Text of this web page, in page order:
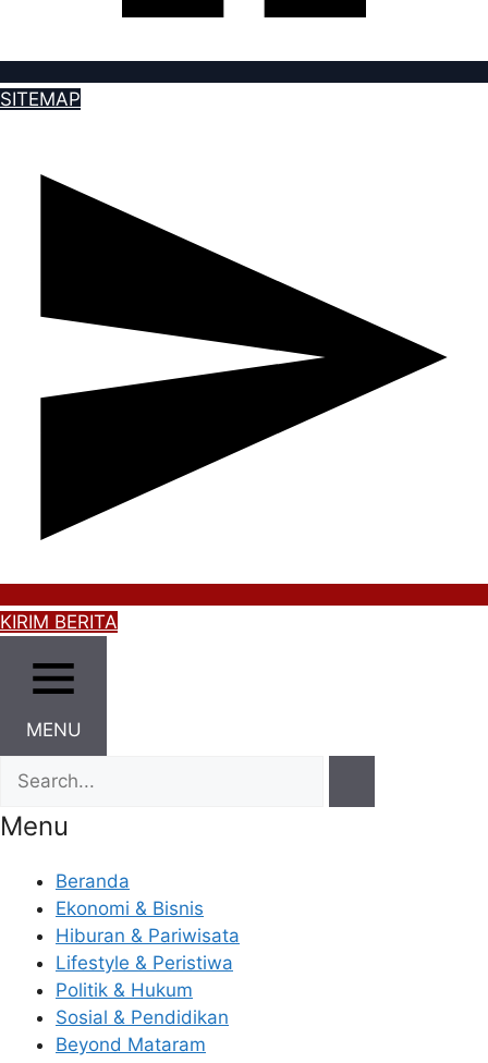
SITEMAP
KIRIM BERITA
MENU
Menu
Beranda
Ekonomi & Bisnis
Hiburan & Pariwisata
Lifestyle & Peristiwa
Politik & Hukum
Sosial & Pendidikan
Beyond Mataram